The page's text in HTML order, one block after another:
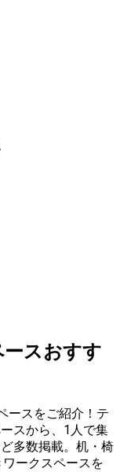
スおすす
ースをご紹介！テ
スから、1人で集
多数掲載。机・椅
ークスペースを